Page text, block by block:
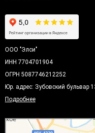
ООО "Элси"
ИНН 7704701904
ОГРН 5087746212252
Юр. адрес: Зубовский бульвар
Подробнее